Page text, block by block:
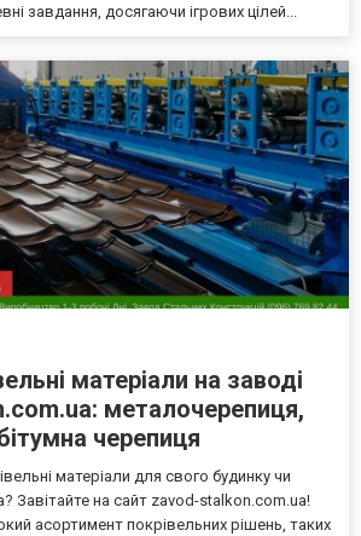
завдання, досягаючи ігрових цілей...
матеріали на заводі
металочерепиця,
черепиця
матеріали для свого будинку чи
Завітайте на сайт zavod-stalkon.com.ua!
асортимент покрівельних рішень, таких